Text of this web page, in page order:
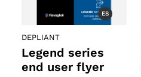
ES
DEPLIANT
Legend series
end user flyer